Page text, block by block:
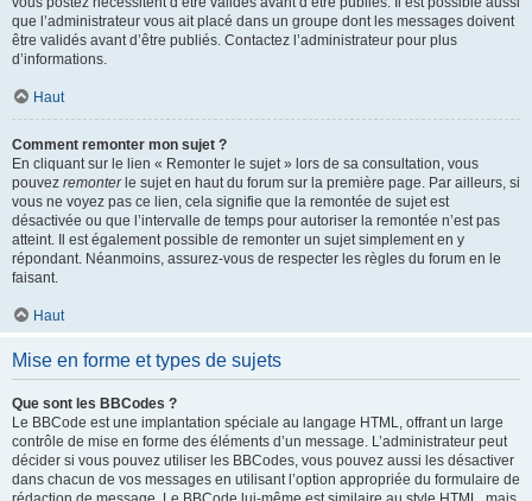
que l’administrateur vous ait placé dans un groupe dont les messages doivent
être validés avant d’être publiés. Contactez l’administrateur pour plus
d’informations.
Haut
Comment remonter mon sujet ?
En cliquant sur le lien « Remonter le sujet » lors de sa consultation, vous
pouvez remonterle sujet en haut du forum sur la première page. Par ailleurs, si
vous ne voyez pas ce lien, cela signifie que la remontée de sujet est
désactivée ou que l’intervalle de temps pour autoriser la remontée n’est pas
atteint. Il est également possible de remonter un sujet simplement en y
répondant. Néanmoins, assurez-vous de respecter les règles du forum en le
faisant.
Haut
Mise en forme et types de sujets
Que sont les BBCodes ?
Le BBCode est une implantation spéciale au langage HTML, offrant un large
contrôle de mise en forme des éléments d’un message. L’administrateur peut
décider si vous pouvez utiliser les BBCodes, vous pouvez aussi les désactiver
dans chacun de vos messages en utilisant l’option appropriée du formulaire de